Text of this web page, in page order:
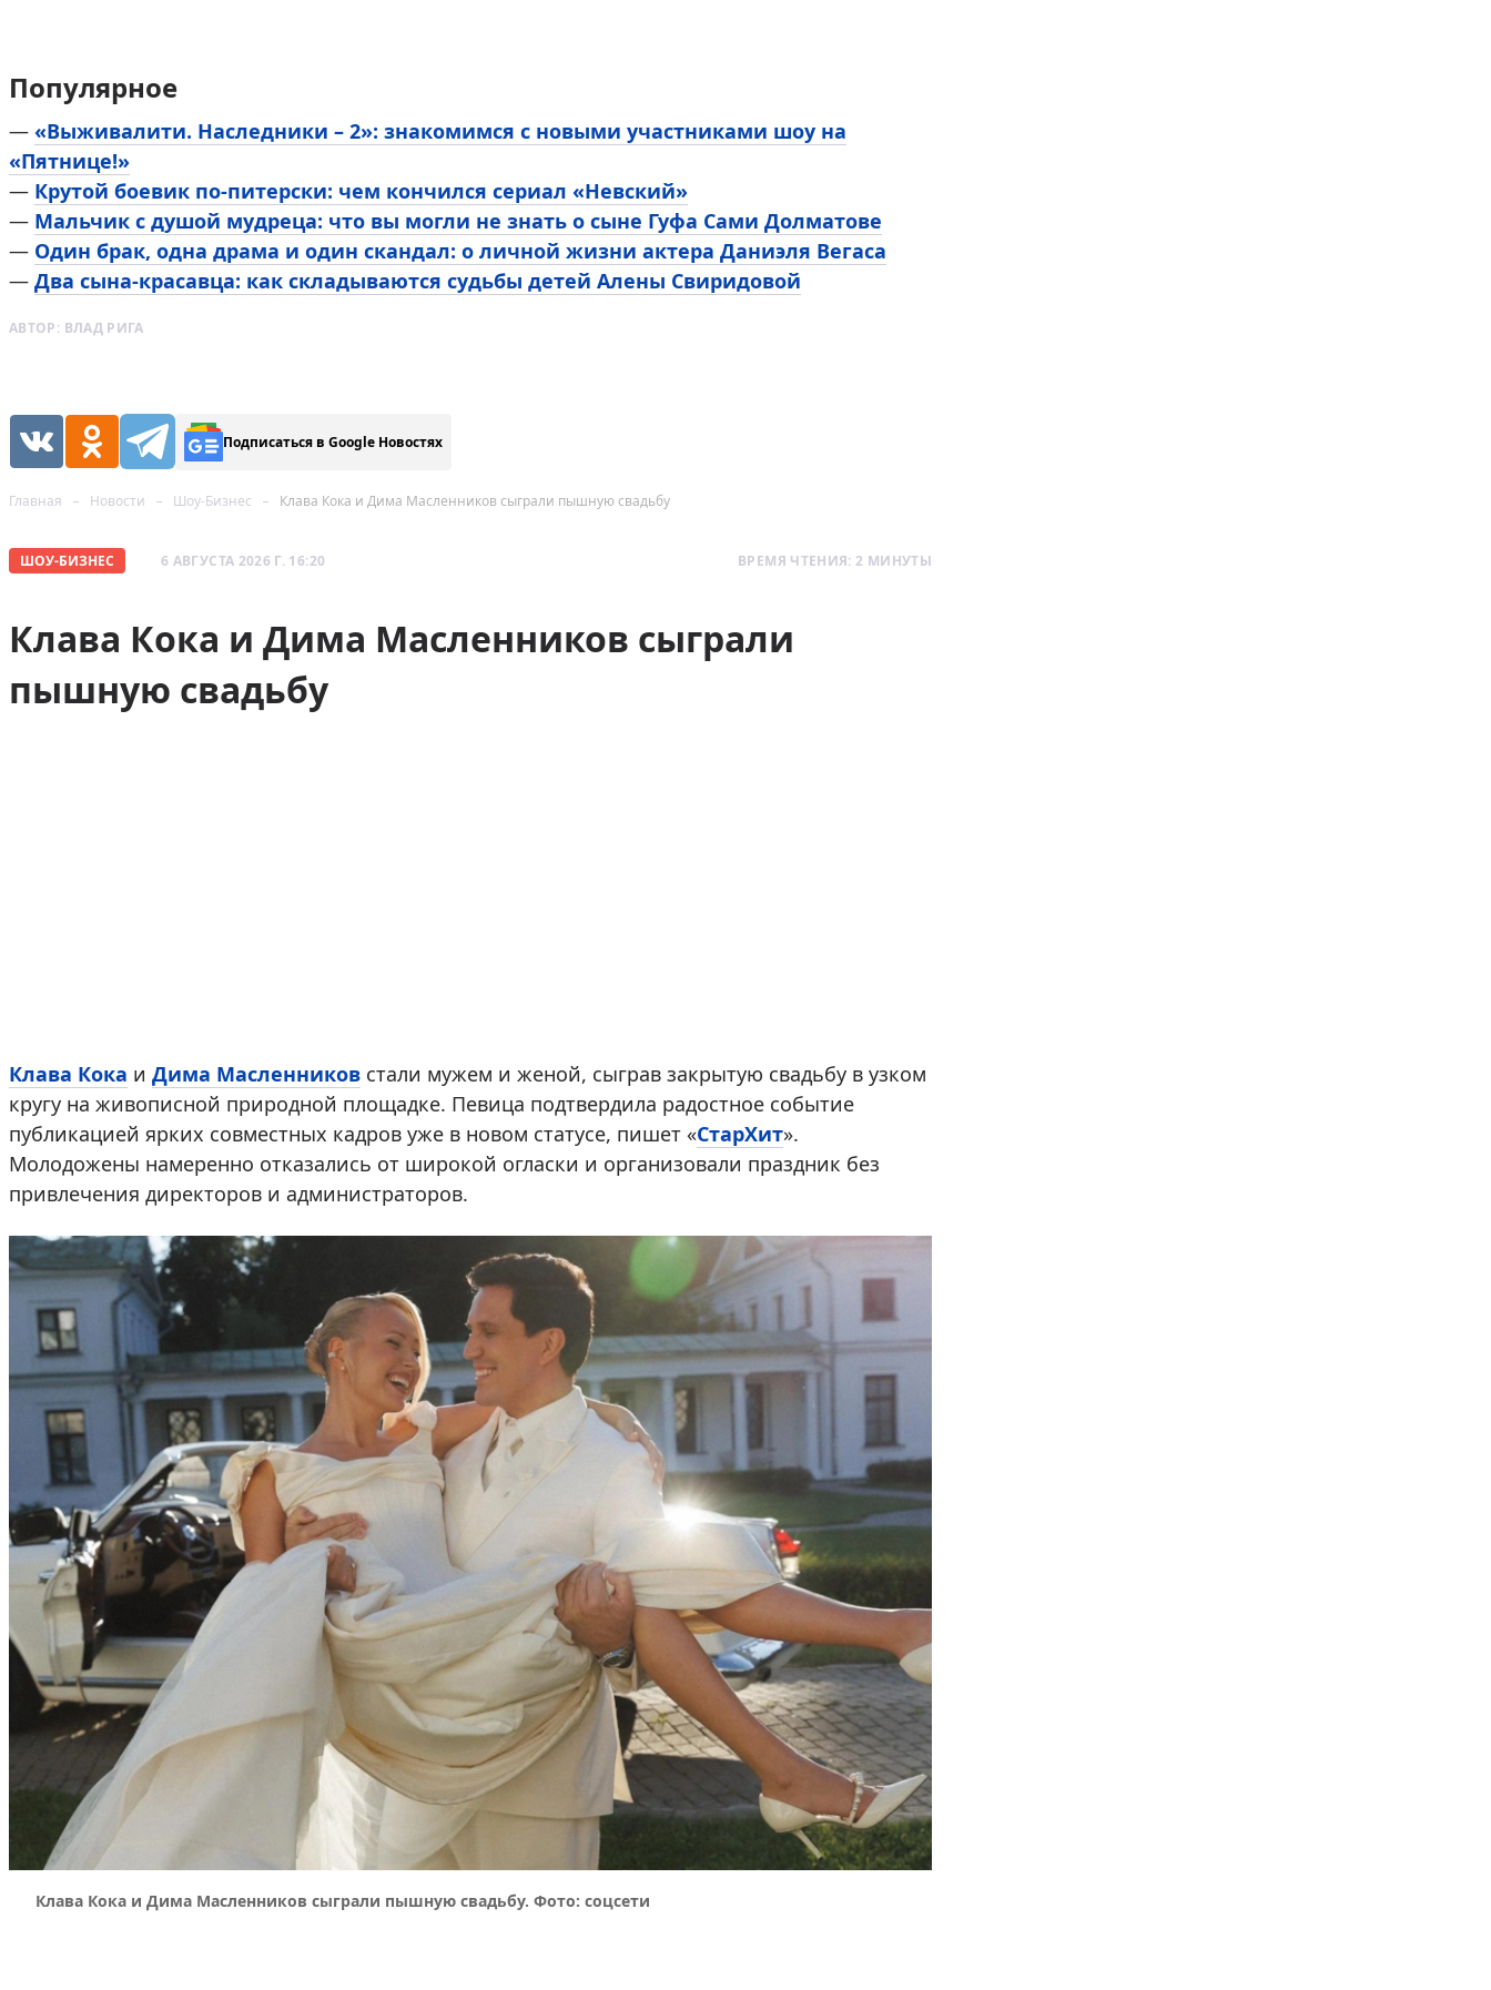
Популярное
— «Выживалити. Наследники – 2»: знакомимся с новыми участниками шоу на
«Пятнице!»
— Крутой боевик по-питерски: чем кончился сериал «Невский»
— Мальчик с душой мудреца: что вы могли не знать о сыне Гуфа Сами Долматове
— Один брак, одна драма и один скандал: о личной жизни актера Даниэля Вегаса
— Два сына-красавца: как складываются судьбы детей Алены Свиридовой
АВТОР: ВЛАД РИГА
Подписаться в Google Новостях
Главная Новости Шоу-Бизнес Клава Кока и Дима Масленников сыграли пышную свадьбу
ШОУ-БИЗНЕС 6 АВГУСТА 2026 Г. 16:20 ВРЕМЯ ЧТЕНИЯ: 2 МИНУТЫ
Клава Кока и Дима Масленников сыграли
пышную свадьбу
Клава Кока и Дима Масленников стали мужем и женой, сыграв закрытую свадьбу в узком
кругу на живописной природной площадке. Певица подтвердила радостное событие
публикацией ярких совместных кадров уже в новом статусе, пишет «СтарХит».
Молодожены намеренно отказались от широкой огласки и организовали праздник без
привлечения директоров и администраторов.
Клава Кока и Дима Масленников сыграли пышную свадьбу. Фото: соцсети